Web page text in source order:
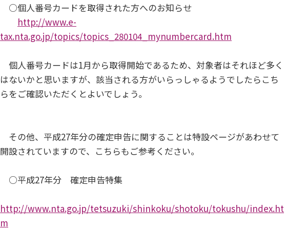
○個人番号カードを取得された方へのお知らせ
http://www.e-
tax.nta.go.jp/topics/topics_280104_mynumbercard.htm
個人番号カードは1月から取得開始であるため、対象者はそれほど多く
はないかと思いますが、該当される方がいらっしゃるようでしたらこち
らをご確認いただくとよいでしょう。
その他、平成27年分の確定申告に関することは特設ページがあわせて
開設されていますので、こちらもご参考ください。
○平成27年分 確定申告特集
http://www.nta.go.jp/tetsuzuki/shinkoku/shotoku/tokushu/index.ht
m